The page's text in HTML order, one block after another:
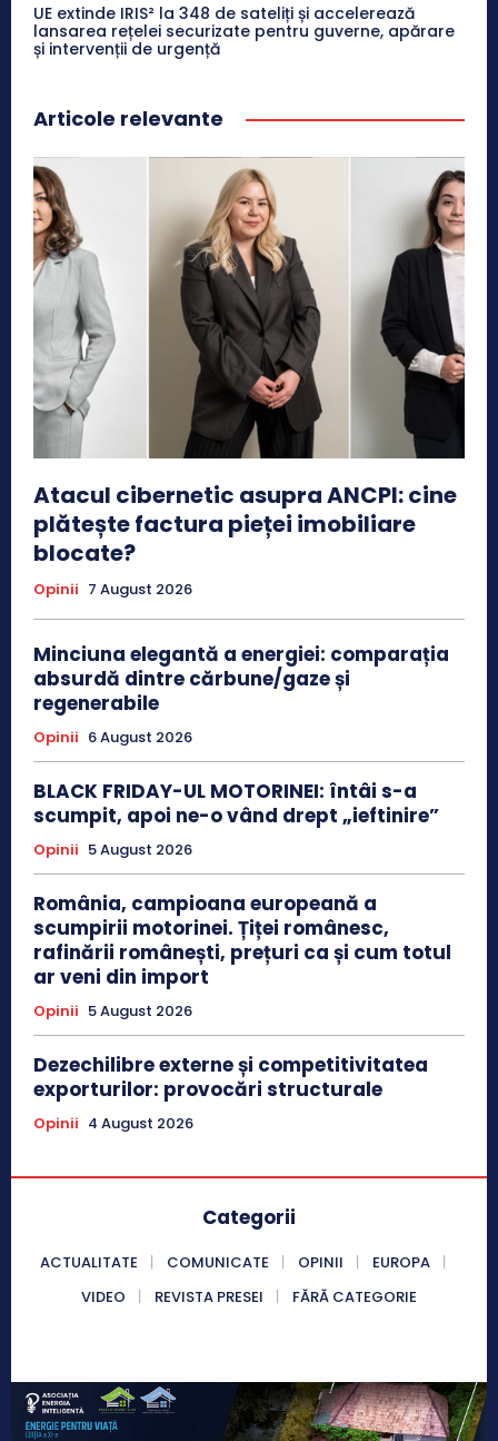
UE extinde IRIS² la 348 de sateliți și accelerează
lansarea rețelei securizate pentru guverne, apărare
și intervenții de urgență
Articole relevante
Atacul cibernetic asupra ANCPI: cine
plătește factura pieței imobiliare
blocate?
Opinii 7 August 2026
Minciuna elegantă a energiei: comparația
absurdă dintre cărbune/gaze și
regenerabile
Opinii 6 August 2026
BLACK FRIDAY-UL MOTORINEI: întâi s-a
scumpit, apoi ne-o vând drept „ieftinire”
Opinii 5 August 2026
România, campioana europeană a
scumpirii motorinei. Țiței românesc,
rafinării românești, prețuri ca și cum totul
ar veni din import
Opinii 5 August 2026
Dezechilibre externe și competitivitatea
exporturilor: provocări structurale
Opinii 4 August 2026
Categorii
ACTUALITATE COMUNICATE OPINII
EUROPA
VIDEO
REVISTA PRESEI FĂRĂ CATEGORIE